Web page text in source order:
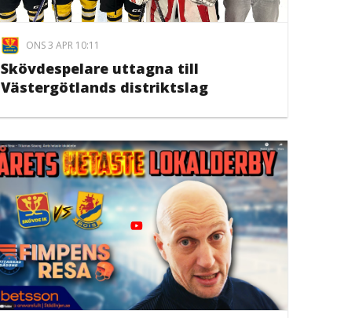
ONS 3 APR 10:11
Skövdespelare uttagna till
Västergötlands distriktslag